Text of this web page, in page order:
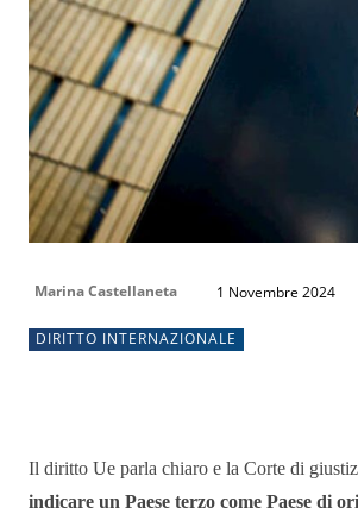
Marina Castellaneta 1 Novembre 2024
DIRITTO INTERNAZIONALE
Il diritto Ue parla chiaro e la Corte di
indicare un Paese terzo come Paese di